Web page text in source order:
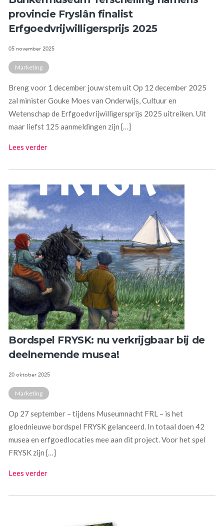
provincie Fryslân finalist
Erfgoedvrijwilligersprijs 2025
05 november 2025
Marketing
Breng voor 1 december jouw stem uit Op 12 december 2025
zal minister Gouke Moes van Onderwijs, Cultuur en
Wetenschap de Erfgoedvrijwilligersprijs 2025 uitreiken. Uit
maar liefst 125 aanmeldingen zijn […]
Lees verder
Bordspel FRYSK: nu verkrijgbaar bij de
deelnemende musea!
20 oktober 2025
Marketing
Op 27 september – tijdens Museumnacht FRL – is het
gloednieuwe bordspel FRYSK gelanceerd. In totaal doen 42
musea en erfgoedlocaties mee aan dit project. Voor het spel
FRYSK zijn […]
Lees verder